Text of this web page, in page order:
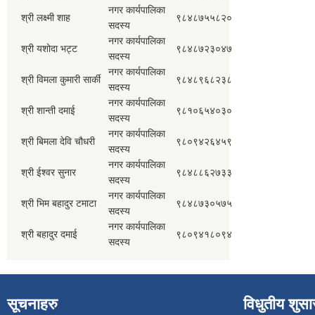
श्री लक्ष्मी शाह
नगर कार्यपालिका
सदस्य
९८४८७५५८२०
श्री यशोदा भट्ट
नगर कार्यपालिका
सदस्य
९८४८७२३०४७
श्री विमला कुमारी सार्की
नगर कार्यपालिका
सदस्य
९८४८९६८२३८
श्री शान्ती दमाई
नगर कार्यपालिका
सदस्य
९८१०६५४०३०
श्री बिमला देवि चौधरी
नगर कार्यपालिका
सदस्य
९८०९४२६४५९
श्री ईश्वर सुनार
नगर कार्यपालिका
सदस्य
९८४८८६२७३३
श्री भिम बहादुर टमाटा
नगर कार्यपालिका
सदस्य
९८४८७३०५७५
श्री बहादुर दमाई
नगर कार्यपालिका
सदस्य
९८०९४१८०९४
सूचनाहरु विधुतीय